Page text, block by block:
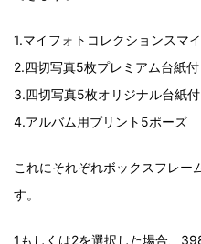
1.マイフォトコレクションスマ
2.四切写真5枚プレミアム台紙付
3.四切写真5枚オリジナル台紙付
4.アルバム用プリント5ポーズ
これにそれぞれボックスフレー
す。
1もしくは2を選択した場合、